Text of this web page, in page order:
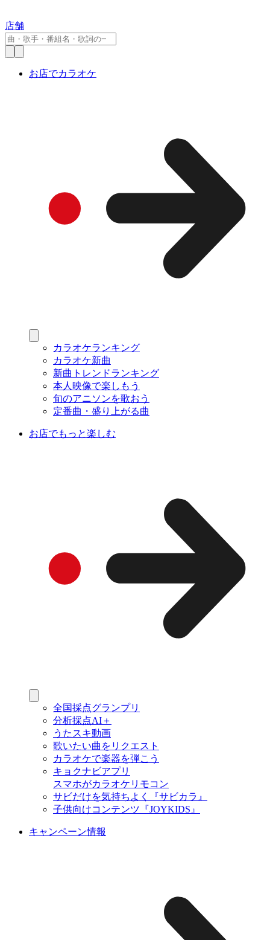
店舗
お店でカラオケ
カラオケランキング
カラオケ新曲
新曲トレンドランキング
本人映像で楽しもう
旬のアニソンを歌おう
定番曲・盛り上がる曲
お店でもっと楽しむ
全国採点グランプリ
分析採点AI＋
うたスキ動画
歌いたい曲をリクエスト
カラオケで楽器を弾こう
キョクナビアプリ
スマホがカラオケリモコン
サビだけを気持ちよく『サビカラ』
子供向けコンテンツ『JOYKIDS』
キャンペーン情報